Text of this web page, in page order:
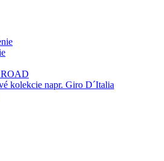
kolekcie napr. Giro D´Italia